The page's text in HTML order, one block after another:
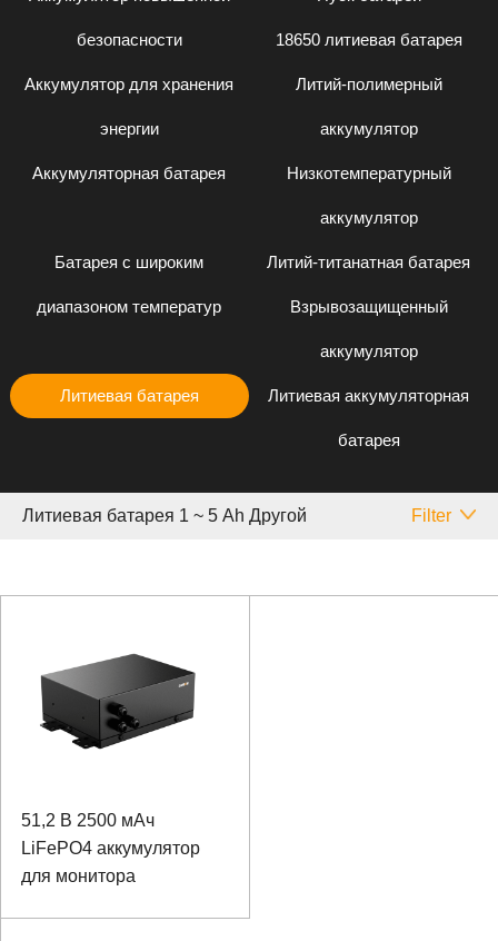
безопасности 18650 литиевая батарея
Аккумулятор для хранения
энергии
Литий-полимерный
аккумулятор
Аккумуляторная батарея Низкотемпературный
аккумулятор
Батарея с широким
диапазоном температур
Литий-титанатная батарея
Взрывозащищенный
аккумулятор
Литиевая батарея Литиевая аккумуляторная
батарея
Литиевая батарея 1 ~ 5 Аh Другой Filter
51,2 В 2500 мАч
LiFePO4 аккумулятор
для монитора